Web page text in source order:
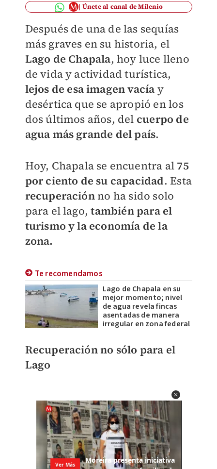
Únete al canal de Milenio
Después de una de las sequías
más graves en su historia, el
Lago de Chapala, hoy luce lleno
de vida y actividad turística,
lejos de esa imagen vacía y
desértica que se apropió en los
dos últimos años, del cuerpo de
agua más grande del país.
Hoy, Chapala se encuentra al 75
por ciento de su capacidad. Esta
recuperaciónno ha sido solo
para el lago,también para el
turismo y la economía de la
zona.
Te recomendamos
Lago de Chapala en su
mejor momento; nivel
de agua revela fincas
asentadas de manera
irregular en zona federal
Recuperación no sólo para el
Lago